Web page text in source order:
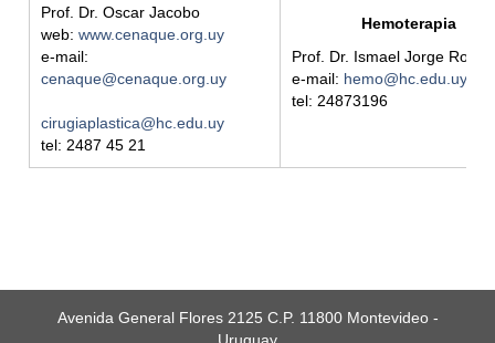
Prof. Dr. Oscar Jacobo
web:www.cenaque.org.uy
e-mail:
cenaque@cenaque.org.uy
cirugiaplastica@hc.edu.uy
tel: 2487 45 21
Hemoterapia
Prof. Dr. Ismael Jorge
e-mail: hemo@hc.edu.uy
tel: 24873196
Avenida General Flores 2125 C.P. 11800 Montevideo -